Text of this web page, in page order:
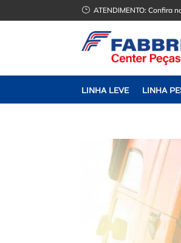
} ATENDIMENTO:Confira
LINHA LEVE LINHA